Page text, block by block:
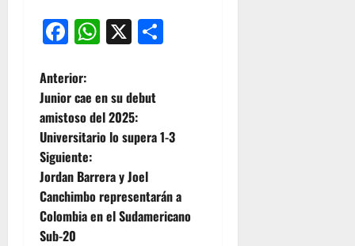
Facebook
WhatsApp
X
Anterior:
Junior cae en su debut
amistoso del 2025:
Universitario lo supera 1-3
Siguiente:
Jordan Barrera y Joel
Canchimbo representarán a
Colombia en el Sudamericano
Sub-20